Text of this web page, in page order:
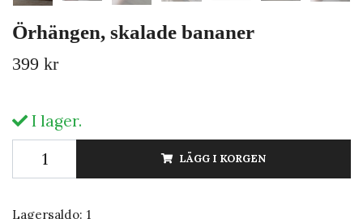
Örhängen, skalade bananer
399 kr
I lager.
LÄGG I KORGEN
Lagersaldo: 1